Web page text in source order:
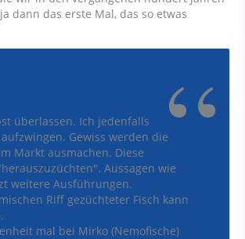
dann das erste Mal, das so etwas
überlassen. Ich jedenfalls
Gewiss werden die
Markt ausmachen. Diese
Aussagen wie
weitere Ausführungen.
Riff gezüchteter Fisch kann
mal bei Mirko (Nemofische)